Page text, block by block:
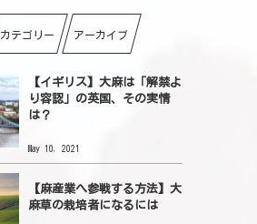
カテゴリー アーカイブ
【イギリス】大麻は「解禁よ
り容認」の英国、その実情
は？
May 10, 2021
【麻産業へ参戦する方法】大
麻草の栽培者になるには